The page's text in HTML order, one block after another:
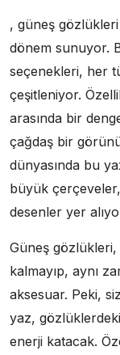
, güneş
dönem sunuyor.
seçenekleri, her
çeşitleniyor.
arasında bir
çağdaş bir
dünyasında bu
büyük
desenler yer
Güneş
kalmayıp, aynı
aksesuar. Peki,
yaz,
enerji katacak.